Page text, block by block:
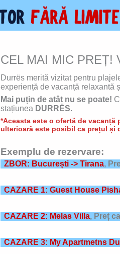
CEL MAI MIC PREȚ!
Durrës merită vizitat pentru
experiență de vacanță relaxantă
Mai puțin de atât nu se poate!
stațiunea DURRËS.
*Aceasta este o ofertă de
ulterioară este posibil ca prețul și
Exemplu de rezervare:
ZBOR: București -> Tirana,
CAZARE 1: Guest House
CAZARE 2: Melas Villa, Preț
CAZARE 3: My Apartmetns